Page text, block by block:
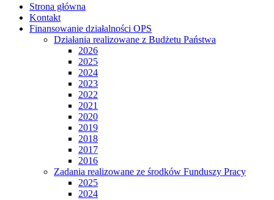
Strona główna
Kontakt
Finansowanie działalności OPS
Działania realizowane z Budżetu Państwa
2026
2025
2024
2023
2022
2021
2020
2019
2018
2017
2016
Zadania realizowane ze środków Funduszy Pracy
2025
2024